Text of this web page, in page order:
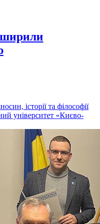
історії та філософії
університет «Києво-